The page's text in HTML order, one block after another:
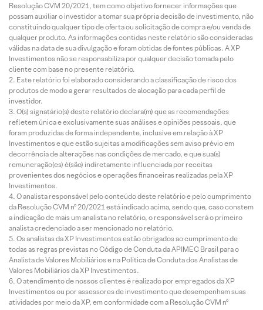
Resolução CVM 20/2021, tem como objetivo fornecer informações que
possam auxiliar o investidor a tomar sua própria decisão de investimento, não
constituindo qualquer tipo de oferta ou solicitação de compra e/ou venda de
qualquer produto. As informações contidas neste relatório são consideradas
válidas na data de sua divulgação e foram obtidas de fontes públicas. A XP
Investimentos não se responsabiliza por qualquer decisão tomada pelo
cliente com base no presente relatório.
Este relatório foi elaborado considerando a classificação de risco dos
produtos de modo a gerar resultados de alocação para cada perfil de
investidor.
O(s) signatário(s) deste relatório declara(m) que as recomendações
refletem única e exclusivamente suas análises e opiniões pessoais, que
foram produzidas de forma independente, inclusive em relação à XP
Investimentos e que estão sujeitas a modificações sem aviso prévio em
decorrência de alterações nas condições de mercado, e que sua(s)
remuneração(es) é(são) indiretamente influenciada por receitas
provenientes dos negócios e operações financeiras realizadas pela XP
Investimentos.
O analista responsável pelo conteúdo deste relatório e pelo cumprimento
da Resolução CVM nº 20/2021 está indicado acima, sendo que, caso constem
a indicação de mais um analista no relatório, o responsável será o primeiro
analista credenciado a ser mencionado no relatório.
Os analistas da XP Investimentos estão obrigados ao cumprimento de
todas as regras previstas no Código de Conduta da APIMEC Brasil para o
Analista de Valores Mobiliários e na Política de Conduta dos Analistas de
Valores Mobiliários da XP Investimentos.
O atendimento de nossos clientes é realizado por empregados da XP
Investimentos ou por assessores de investimento que desempenham suas
atividades por meio da XP, em conformidade com a Resolução CVM nº